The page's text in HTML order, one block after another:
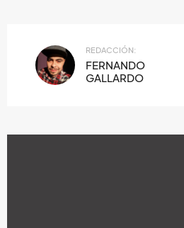
REDACCIÓN:
FERNANDO
GALLARDO